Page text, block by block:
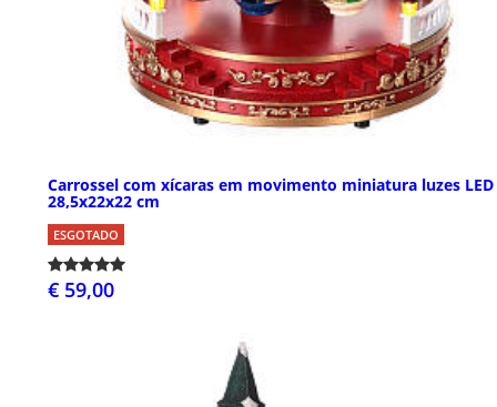
Carrossel com xícaras em movimento miniatura luzes LED
28,5x22x22 cm
ESGOTADO
€ 59,00